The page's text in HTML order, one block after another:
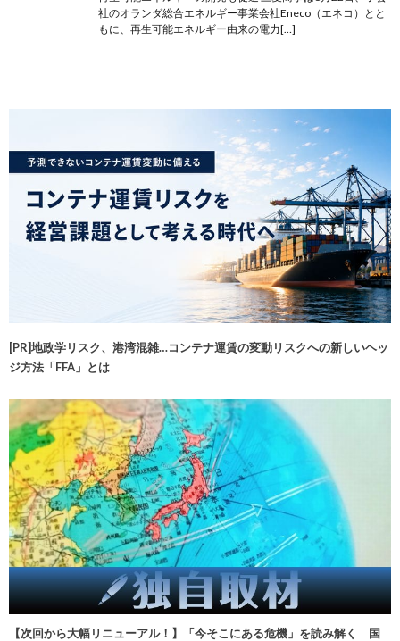
社のオランダ総合エネルギー事業会社Eneco（エネコ）とと
もに、再生可能エネルギー由来の電力[…]
[PR]地政学リスク、港湾混雑…コンテナ運賃の変動リスクへの新しいヘッ
ジ方法「FFA」とは
【次回から大幅リニューアル！】「今そこにある危機」を読み解く 国